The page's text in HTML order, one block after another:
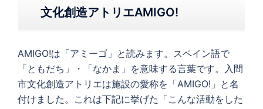
文化創造アトリエAMIGO!
AMIGO!は「アミーゴ」と読みます。スペイン語で
「ともだち」・「なかま」を意味する言葉です。入間
市文化創造アトリエは施設の愛称を「AMIGO!」と名
付けました。これは下記に挙げた「こんな活動をした